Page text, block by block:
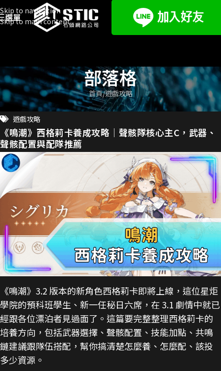
Skip to navigation
Skip to main content
選單
部落格
首頁 遊戲攻略
遊戲攻略
《鳴潮》西格莉卡養成攻略｜聲骸隊核心主C，武器、
聲骸配置與配隊推薦
《鳴潮》3.2 版本的新角色西格莉卡即將上線，這位星炬
學院的預科班學生、新一任秘日六席，在 3.1 劇情中就已
經跟各位漂泊者見過面了。這篇要完整整理西格莉卡的
培養方向，包括武器選擇、聲骸配置、技能加點、共鳴
鏈建議跟隊伍搭配，幫你搞清楚怎麼養、怎麼配、該投
多少資源。